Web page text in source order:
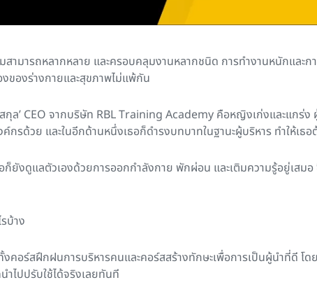
ามารถหลากหลาย และครอบคลุมงานหลากชนิด การทำงานหนักและ
ของร่างกายและสุขภาพไม่แพ้กัน
ล’ CEO จากบริษัท RBL Training Academy คือหญิงเก่งและแกร่
กรด้วย และในอีกด้านหนึ่งเธอก็ดำรงบทบาทในฐานะผู้บริหาร ทำให้เธ
ก็ยังดูแลตัวเองด้วยการออกกำลังกาย พักผ่อน และเติมความรู้อยู่เส
บ้าง
คอร์สฝึกฝนการบริหารคนและคอร์สสร้างทักษะเพื่อการเป็นผู้นำที่ดี โ
ำไปปรับใช้ได้จริงเลยทันที